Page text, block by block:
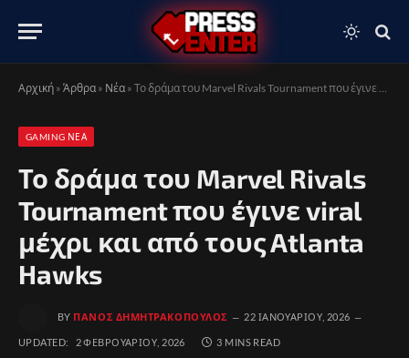
Αρχική » Άρθρα » Νέα » Το δράμα του Marvel Rivals Tournament που έγινε viral μέχρι και από τους Atlanta Hawks
GAMING ΝΈΑ
Το δράμα του Marvel Rivals
Tournament που έγινε viral
μέχρι και από τους Atlanta
Hawks
BY ΠΆΝΟΣ ΔΗΜΗΤΡΑΚΌΠΟΥΛΟΣ 22 ΙΑΝΟΥΑΡΊΟΥ, 2026
UPDATED: 2 ΦΕΒΡΟΥΑΡΊΟΥ, 2026 3 MINS READ